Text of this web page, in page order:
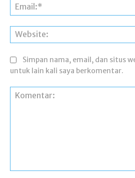
Simpan nama, email, dan situs
untuk lain kali saya berkomentar.